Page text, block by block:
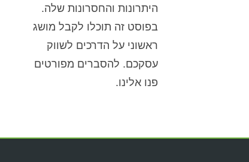
היתרונות והחסרונות שלה.
בפוסט זה תוכלו לקבל מושג
ראשוני על הדרכים לשווק
עסקכם. להסברים מפורטים
פנו אלינו.